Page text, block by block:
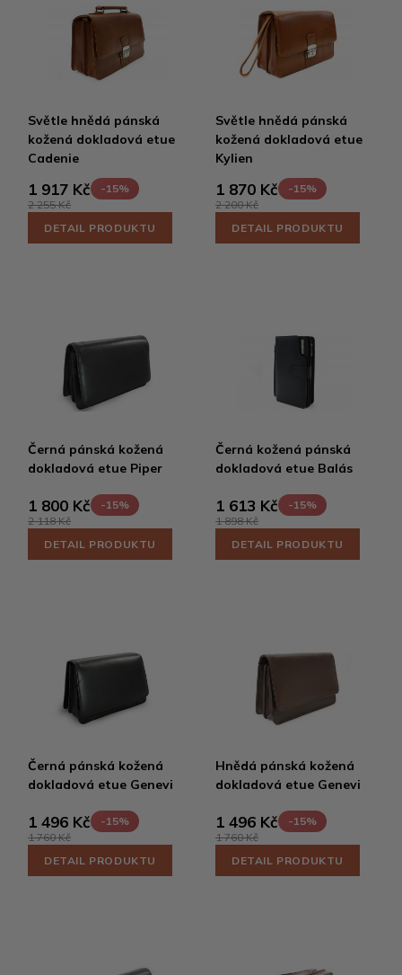
Světle hnědá pánská
kožená dokladová etue
Cadenie
1 917 Kč
-15%
2 255 Kč
DETAIL PRODUKTU
Světle hnědá pánská
kožená dokladová etue
Kylien
1 870 Kč
-15%
2 200 Kč
DETAIL PRODUKTU
Černá pánská kožená
dokladová etue Piper
1 800 Kč
-15%
2 118 Kč
DETAIL PRODUKTU
Černá kožená pánská
dokladová etue Balás
1 613 Kč
-15%
1 898 Kč
DETAIL PRODUKTU
Černá pánská kožená
dokladová etue Genevi
1 496 Kč
-15%
1 760 Kč
DETAIL PRODUKTU
Hnědá pánská kožená
dokladová etue Genevi
1 496 Kč
-15%
1 760 Kč
DETAIL PRODUKTU